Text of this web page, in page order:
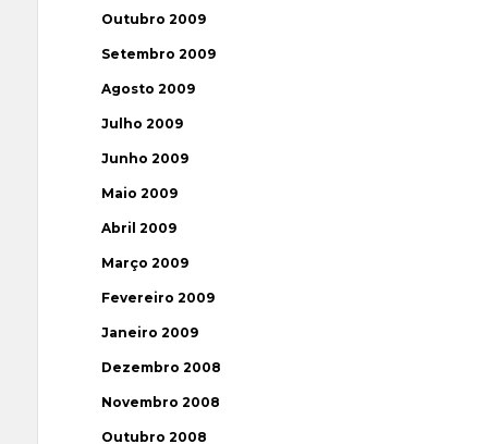
Outubro 2009
Setembro 2009
Agosto 2009
Julho 2009
Junho 2009
Maio 2009
Abril 2009
Março 2009
Fevereiro 2009
Janeiro 2009
Dezembro 2008
Novembro 2008
Outubro 2008